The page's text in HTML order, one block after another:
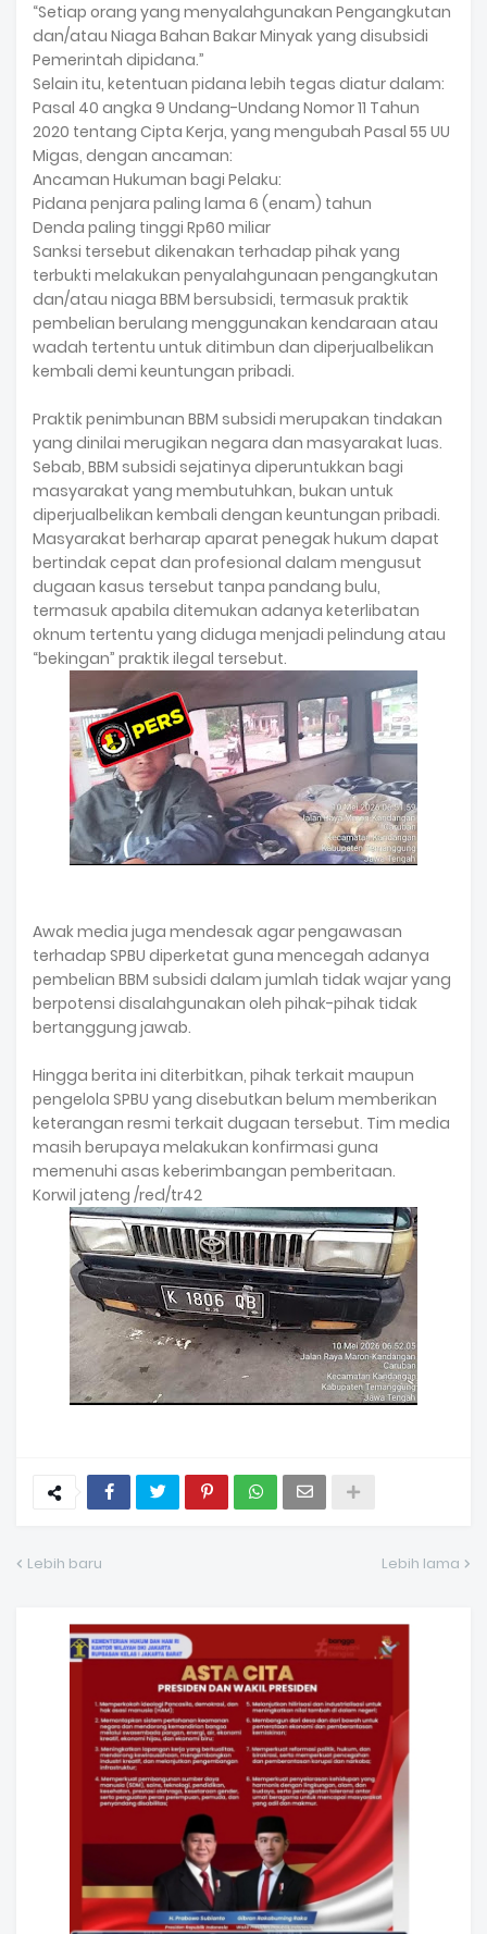
“Setiap orang yang menyalahgunakan Pengangkutan
dan/atau Niaga Bahan Bakar Minyak yang disubsidi
Pemerintah dipidana.”
Selain itu, ketentuan pidana lebih tegas diatur dalam:
Pasal 40 angka 9 Undang-Undang Nomor 11 Tahun
2020 tentang Cipta Kerja, yang mengubah Pasal 55 UU
Migas, dengan ancaman:
Ancaman Hukuman bagi Pelaku:
Pidana penjara paling lama 6 (enam) tahun
Denda paling tinggi Rp60 miliar
Sanksi tersebut dikenakan terhadap pihak yang
terbukti melakukan penyalahgunaan pengangkutan
dan/atau niaga BBM bersubsidi, termasuk praktik
pembelian berulang menggunakan kendaraan atau
wadah tertentu untuk ditimbun dan diperjualbelikan
kembali demi keuntungan pribadi.
Praktik penimbunan BBM subsidi merupakan tindakan
yang dinilai merugikan negara dan masyarakat luas.
Sebab, BBM subsidi sejatinya diperuntukkan bagi
masyarakat yang membutuhkan, bukan untuk
diperjualbelikan kembali dengan keuntungan pribadi.
Masyarakat berharap aparat penegak hukum dapat
bertindak cepat dan profesional dalam mengusut
dugaan kasus tersebut tanpa pandang bulu,
termasuk apabila ditemukan adanya keterlibatan
oknum tertentu yang diduga menjadi pelindung atau
“bekingan” praktik ilegal tersebut.
Awak media juga mendesak agar pengawasan
terhadap SPBU diperketat guna mencegah adanya
pembelian BBM subsidi dalam jumlah tidak wajar yang
berpotensi disalahgunakan oleh pihak-pihak tidak
bertanggung jawab.
Hingga berita ini diterbitkan, pihak terkait maupun
pengelola SPBU yang disebutkan belum memberikan
keterangan resmi terkait dugaan tersebut. Tim media
masih berupaya melakukan konfirmasi guna
memenuhi asas keberimbangan pemberitaan.
Korwil jateng /red/tr42
Lebih baru Lebih lama